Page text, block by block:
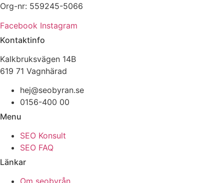
Org-nr: 559245-5066
Facebook Instagram
Kontaktinfo
Kalkbruksvägen 14B
619 71 Vagnhärad
hej@seobyran.se
0156-400 00
Menu
SEO Konsult
SEO FAQ
Länkar